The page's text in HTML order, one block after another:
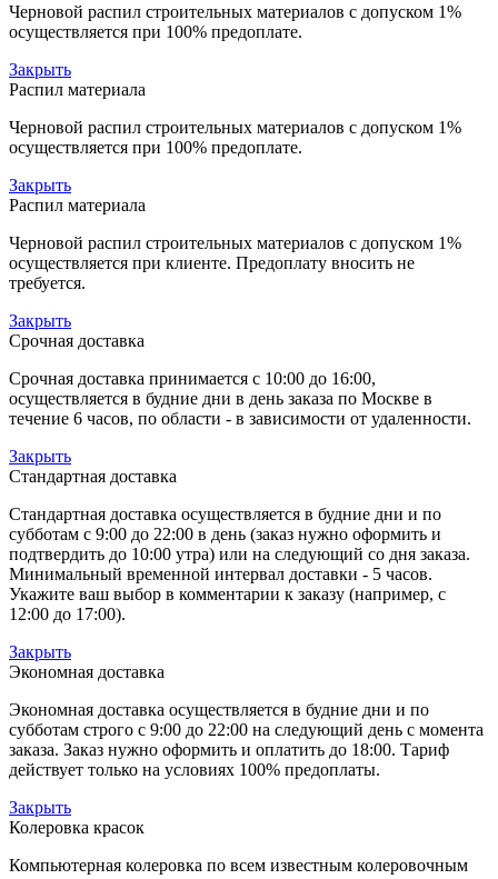
Черновой распил строительных материалов с допуском 1%
осуществляется при 100% предоплате.
Закрыть
Распил материала
Черновой распил строительных материалов с допуском 1%
осуществляется при 100% предоплате.
Закрыть
Распил материала
Черновой распил строительных материалов с допуском 1%
осуществляется при клиенте. Предоплату вносить не
требуется.
Закрыть
Срочная доставка
Срочная доставка принимается с 10:00 до 16:00,
осуществляется в будние дни в день заказа по Москве в
течение 6 часов, по области - в зависимости от удаленности.
Закрыть
Стандартная доставка
Стандартная доставка осуществляется в будние дни и по
субботам с 9:00 до 22:00 в день (заказ нужно оформить и
подтвердить до 10:00 утра) или на следующий со дня заказа.
Минимальный временной интервал доставки - 5 часов.
Укажите ваш выбор в комментарии к заказу (например, с
12:00 до 17:00).
Закрыть
Экономная доставка
Экономная доставка осуществляется в будние дни и по
субботам строго с 9:00 до 22:00 на следующий день с момента
заказа. Заказ нужно оформить и оплатить до 18:00. Тариф
действует только на условиях 100% предоплаты.
Закрыть
Колеровка красок
Компьютерная колеровка по всем известным колеровочным